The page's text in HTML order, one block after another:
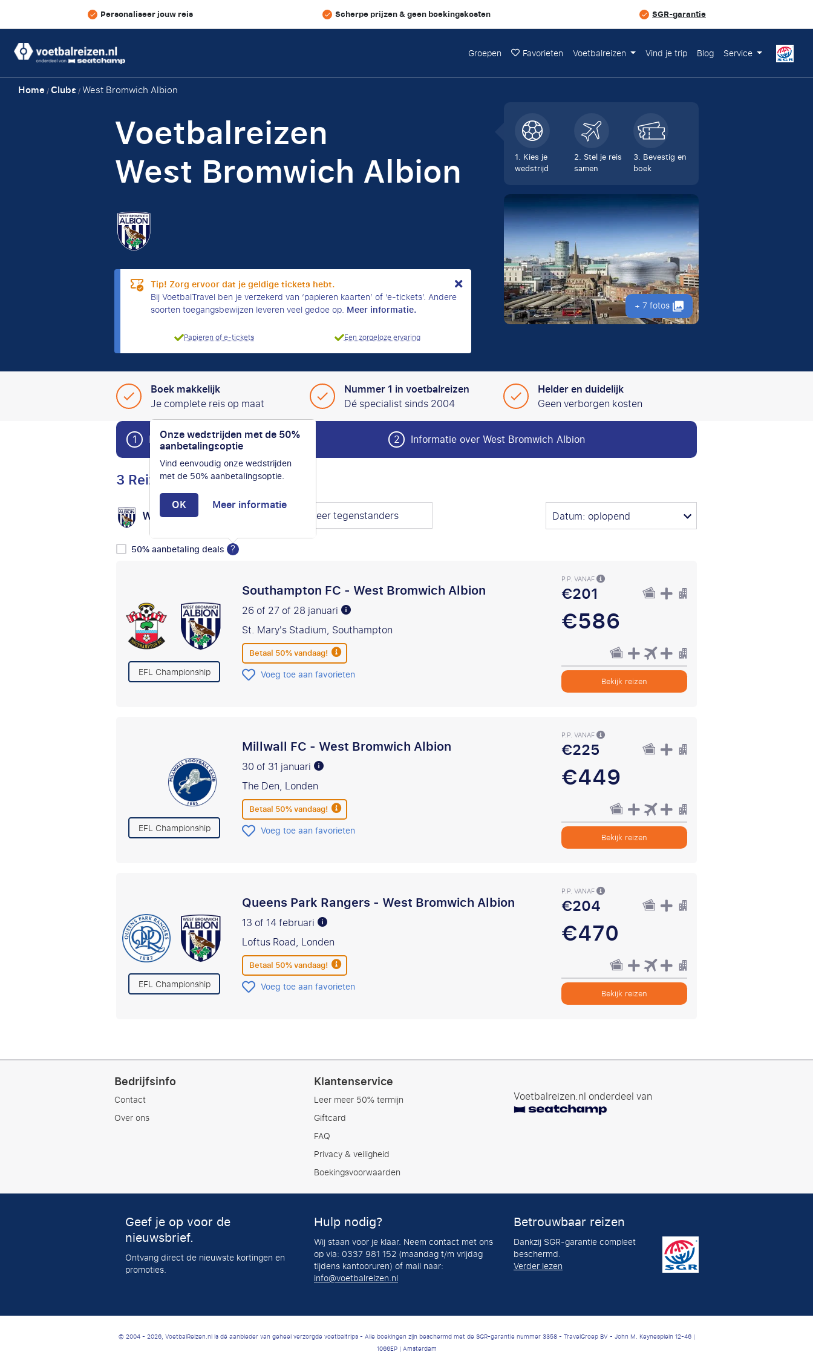
Personaliseer jouw reis Scherpe prijzen & geen boekingskosten SGR-garantie
Groepen Favorieten Voetbalreizen Vind je trip Blog Service
Home/Clubs/West Bromwich Albion
Voetbalreizen
West Bromwich Albion
Tip! Zorg ervoor dat je geldige tickets hebt.
Bij VoetbalTravel ben je verzekerd van ‘papieren kaarten’ of ‘e-tickets’. Andere
soorten toegangsbewijzen leveren veel gedoe op. Meer informatie.
Papieren of e-tickets Een zorgeloze ervaring
1. Kies je
wedstrijd
2. Stel je reis
samen
3. Bevestig en
boek
+ 7 fotos
Boek makkelijk
Je complete reis op maat
Nummer 1 in voetbalreizen
Dé specialist sinds 2004
Helder en duidelijk
Geen verborgen kosten
1 Boek eenvoudig je voetbalreis 2 Informatie over West Bromwich Albion
3 Reizen
West Bromwich Albion Selecteer tegenstanders Datum: oplopend
50% aanbetaling deals ?
EFL Championship
Southampton FC - West Bromwich Albion
26 of 27 of 28 januari
St. Mary's Stadium, Southampton
Betaal 50% vandaag!
Voeg toe aan favorieten
P.P. VANAF
€201
€586
Bekijk reizen
EFL Championship
Millwall FC - West Bromwich Albion
30 of 31 januari
The Den, Londen
Betaal 50% vandaag!
Voeg toe aan favorieten
P.P. VANAF
€225
€449
Bekijk reizen
EFL Championship
Queens Park Rangers - West Bromwich Albion
13 of 14 februari
Loftus Road, Londen
Betaal 50% vandaag!
Voeg toe aan favorieten
P.P. VANAF
€204
€470
Bekijk reizen
Bedrijfsinfo
Contact
Over ons
Klantenservice
Leer meer 50% termijn
Giftcard
FAQ
Privacy & veiligheid
Boekingsvoorwaarden
Voetbalreizen.nl onderdeel van
Geef je op voor de
nieuwsbrief.
Ontvang direct de nieuwste kortingen en
promoties.
Hulp nodig?
Wij staan voor je klaar. Neem contact met ons
op via: 0337 981 152 (maandag t/m vrijdag
tijdens kantooruren) of mail naar:
info@voetbalreizen.nl
Betrouwbaar reizen
Dankzij SGR-garantie compleet
beschermd.
Verder lezen
© 2004 - 2026, VoetbalReizen.nl is dé aanbieder van geheel verzorgde voetbaltrips - Alle boekingen zijn beschermd met de SGR-garantie nummer 3358 - TravelGroep BV - John M. Keynesplein 12-46 |
1066EP | Amsterdam
Onze wedstrijden met de 50%
aanbetalingsoptie
Vind eenvoudig onze wedstrijden
met de 50% aanbetalingsoptie.
OK Meer informatie